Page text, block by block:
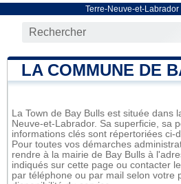
Terre-Neuve-et-Labrador
LA COMMUNE DE
La Town de Bay Bulls est située dans
Neuve-et-Labrador. Sa superficie, sa
informations clés sont répertoriées ci-
Pour toutes vos démarches
rendre à la mairie de Bay Bulls à
indiqués sur cette page ou contacter
par téléphone ou par mail selon votre